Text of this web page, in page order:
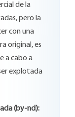
de la
pero la
con una
original, es
a cabo a
explotada
(by-nd):